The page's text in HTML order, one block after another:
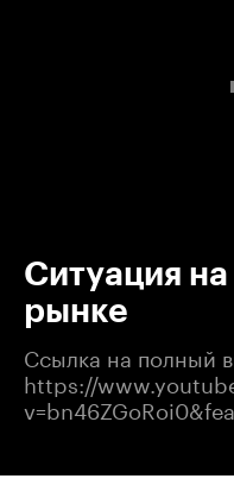
Ситуация
рынке
Ссылка на полный
https://